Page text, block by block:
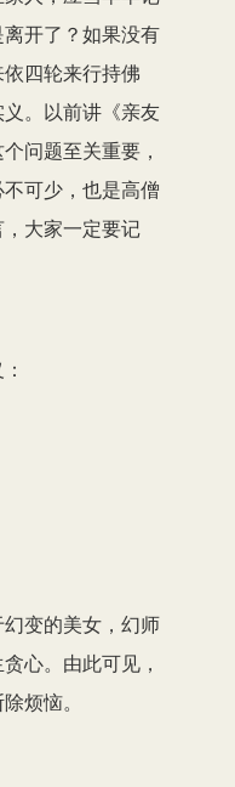
开了？如果没有
四轮来行持佛
。以前讲《亲友
问题至关重要，
可少，也是高僧
大家一定要记
变的美女，幻师
心。由此可见，
烦恼。